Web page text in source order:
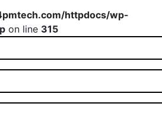
httpdocs/wp-
on line 315